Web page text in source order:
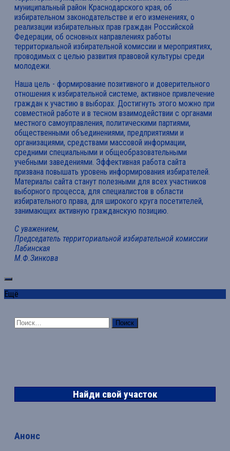
муниципальный район Краснодарского края, об
избирательном законодательстве и его изменениях, о
реализации избирательных прав граждан Российской
Федерации, об основных направлениях работы
территориальной избирательной комиссии и мероприятиях,
проводимых с целью развития правовой культуры среди
молодежи.
Наша цель - формирование позитивного и доверительного
отношения к избирательной системе, активное привлечение
граждан к участию в выборах. Достигнуть этого можно при
совместной работе и в тесном взаимодействии с органами
местного самоуправления, политическими партиями,
общественными объединениями, предприятиями и
организациями, средствами массовой информации,
средними специальными и общеобразовательными
учебными заведениями. Эффективная работа сайта
призвана повышать уровень информирования избирателей.
Материалы сайта станут полезными для всех участников
выборного процесса, для специалистов в области
избирательного права, для широкого круга посетителей,
занимающих активную гражданскую позицию.
С уважением,
Председатель территориальной избирательной комиссии
Лабинская
М.Ф.Зинкова
Ещё
Найти:
Найди свой участок
Анонс